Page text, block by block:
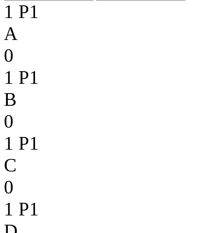
1 P1
A
0
1 P1
B
0
1 P1
C
0
1 P1